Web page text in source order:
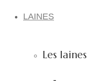
LAINES
Les laines